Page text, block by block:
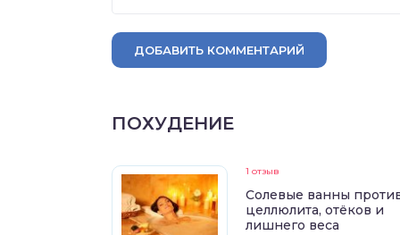
ДОБАВИТЬ КОММЕНТАРИЙ
ПОХУДЕНИЕ
1 отзыв
Солевые ванны
целлюлита, отёков и
лишнего веса